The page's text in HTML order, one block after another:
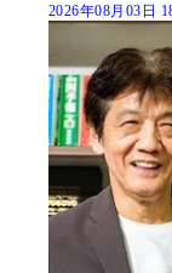
2026年08月03日